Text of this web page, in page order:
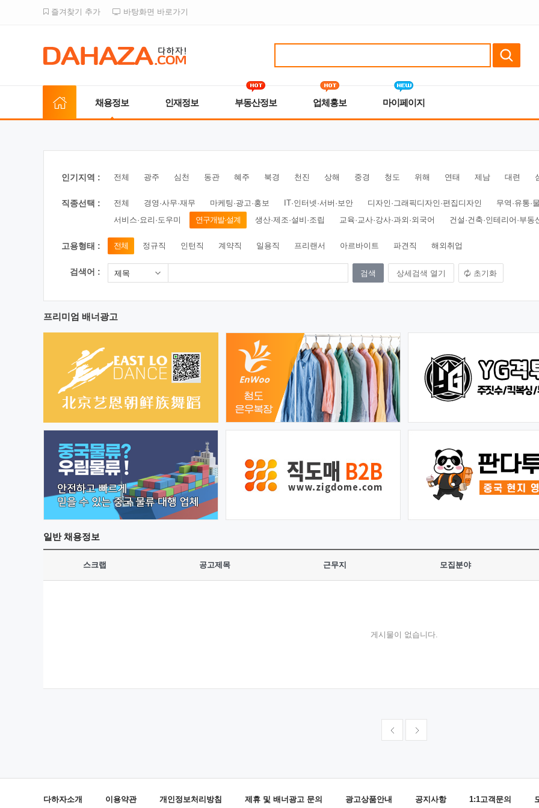
즐겨찾기 추가 바탕화면 바로가기
채용정보 인재정보 부동산정보 업체홍보 마이페이지
인기지역 : 전체 광주 심천 동관 혜주 북경 천진 상해 중경 청도 위해 연태 제남 대련
직종선택 : 전체 경영·사무·재무 마케팅·광고·홍보 IT·인터넷·서버·보안 디자인·그래픽디자인·편집디자인
무역·유통·
서비스·요리·도우미
연구개발·설계 생산·제조·설비·조립 교육·교사·강사·과외·외국어 건설·건축·인테리어·부동
고용형태 : 전체 정규직 인턴직 계약직 일용직 프리랜서 아르바이트 파견직 해외취업
검색어 : 제목 상세검색 열기 초기화
프리미엄 배너광고
일반채용정보
스크랩 공고제목 근무지 모집분야
게시물이 없습니다.
다하자소개 이용약관 개인정보처리방침 제휴 및 배너광고 문의 광고상품안내 공지사항 1:1고객문의